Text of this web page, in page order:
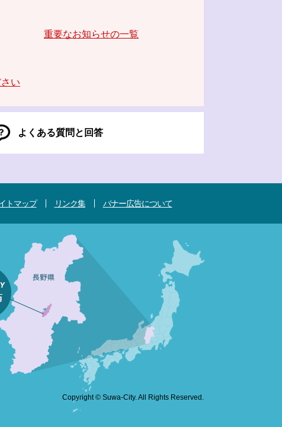
い
重要なお知らせの一覧
よくある質問と回答
トマップ リンク集 バナー広告について
Copyright © Suwa-City. All Rights Reserved.